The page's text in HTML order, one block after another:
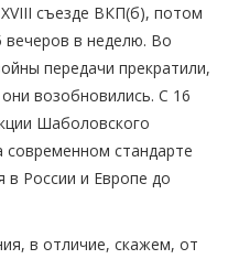
съезде ВКП(б), потом
в неделю. Во
передачи прекратили,
возобновились. С 16
Шаболовского
современном стандарте
в России и Европе до
в отличие, скажем, от